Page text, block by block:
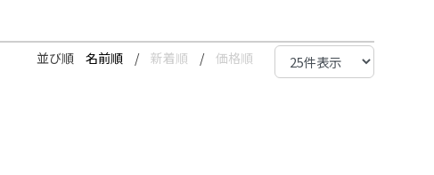
並び順 名前順 / 新着順 / 価格順